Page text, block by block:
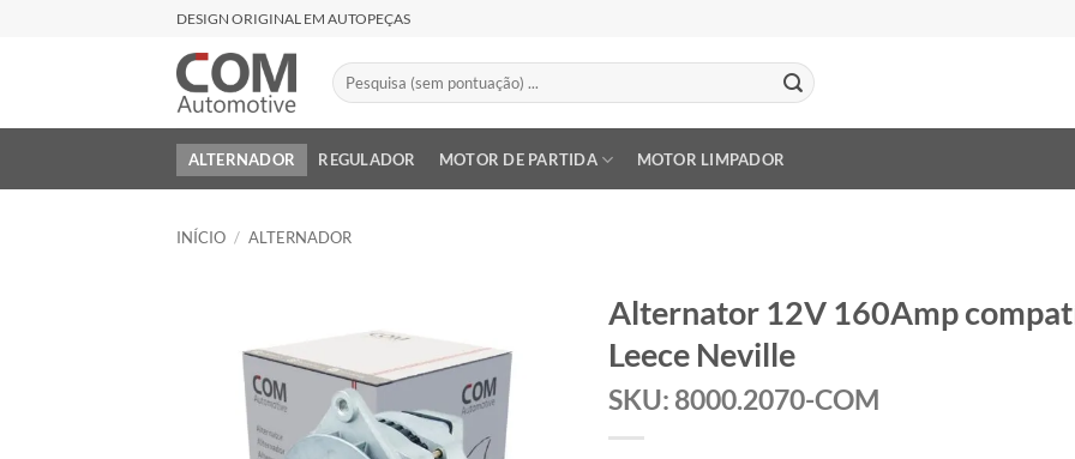
DESIGN ORIGINAL EM AUTOPEÇAS
Pesquisar
por:
ALTERNADOR REGULADOR MOTOR DE PARTIDA MOTOR LIMPADOR
INÍCIO / ALTERNADOR
Alternator 12V 160Amp
Leece Neville
SKU: 8000.2070-COM